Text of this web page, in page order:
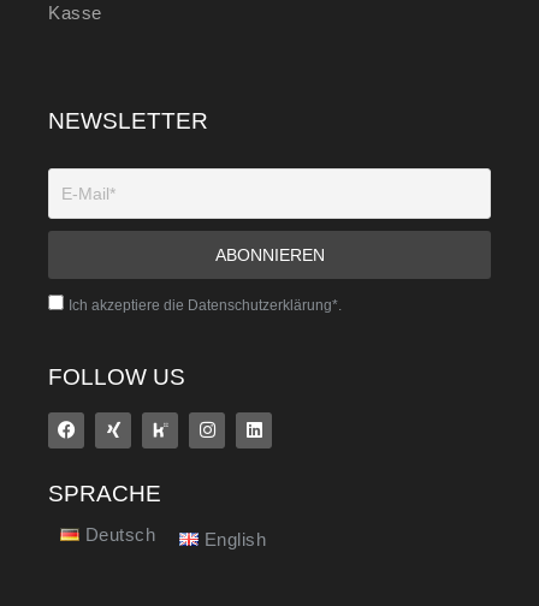
Kasse
NEWSLETTER
Ich akzeptiere die Datenschutzerklärung*.
FOLLOW US
SPRACHE
Deutsch English